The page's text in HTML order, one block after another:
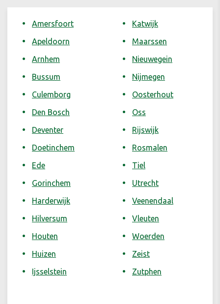
Amersfoort
Apeldoorn
Arnhem
Bussum
Culemborg
Den Bosch
Deventer
Doetinchem
Ede
Gorinchem
Harderwijk
Hilversum
Houten
Huizen
Ijsselstein
Katwijk
Maarssen
Nieuwegein
Nijmegen
Oosterhout
Oss
Rijswijk
Rosmalen
Tiel
Utrecht
Veenendaal
Vleuten
Woerden
Zeist
Zutphen